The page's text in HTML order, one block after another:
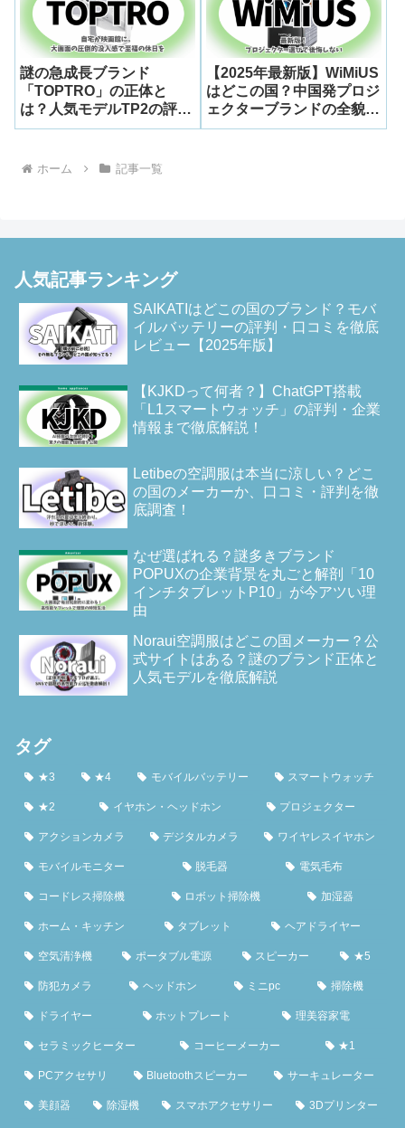
謎の急成長ブランド
「TOPTRO」の正体と
は？人気モデルTP2の評判
と徹底解剖ガイド
【2025年最新版】WiMiUS
はどこの国？中国発プロジ
ェクターブランドの全貌と
大人気モデル「P61
ホーム 記事一覧
人気記事ランキング
SAIKATIはどこの国のブランド？モバ
イルバッテリーの評判・口コミを徹底
レビュー【2025年版】
【KJKDって何者？】ChatGPT搭載
「L1スマートウォッチ」の評判・企業
情報まで徹底解説！
Letibeの空調服は本当に涼しい？どこ
の国のメーカーか、口コミ・評判を徹
底調査！
なぜ選ばれる？謎多きブランド
POPUXの企業背景を丸ごと解剖「10
インチタブレットP10」が今アツい理
由
Noraui空調服はどこの国メーカー？公
式サイトはある？謎のブランド正体と
人気モデルを徹底解説
タグ
★3 ★4 モバイルバッテリー スマートウォッチ
★2 イヤホン・ヘッドホン プロジェクター
アクションカメラ デジタルカメラ ワイヤレスイヤホン
モバイルモニター 脱毛器 電気毛布
コードレス掃除機 ロボット掃除機 加湿器
ホーム・キッチン タブレット ヘアドライヤー
空気清浄機 ポータブル電源 スピーカー ★5
防犯カメラ ヘッドホン ミニpc 掃除機
ドライヤー ホットプレート 理美容家電
セラミックヒーター コーヒーメーカー ★1
PCアクセサリ Bluetoothスピーカー サーキュレーター
美顔器 除湿機 スマホアクセサリー 3Dプリンター